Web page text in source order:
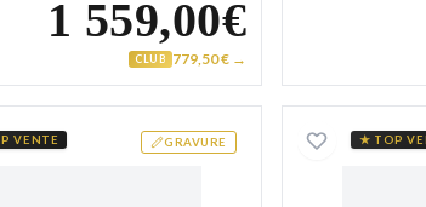
1 559,00€
CLUB 779,50 € →
GRAVURE
VENTE Chevalière Homme Plaqué Or Channarith
★ TOP